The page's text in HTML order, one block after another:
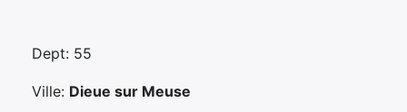
Dept: 55
Ville: Dieue sur Meuse